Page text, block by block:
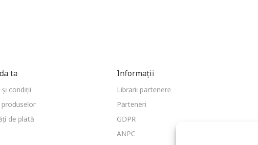
ta
condiții
de plată
Informații
Librarii partenere
Parteneri
GDPR
ANPC